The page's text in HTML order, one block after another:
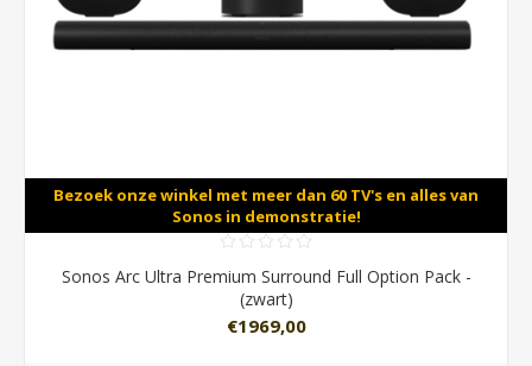
Bezoek onze winkel met meer dan 60 TV's en alles van
Sonos in demonstratie!
Sonos Arc Ultra Premium Surround Full Option Pack -
(zwart)
€1969,00